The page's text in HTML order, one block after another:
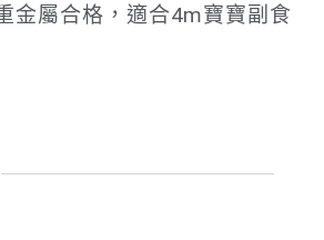
金屬合格，適合4m寶寶副食